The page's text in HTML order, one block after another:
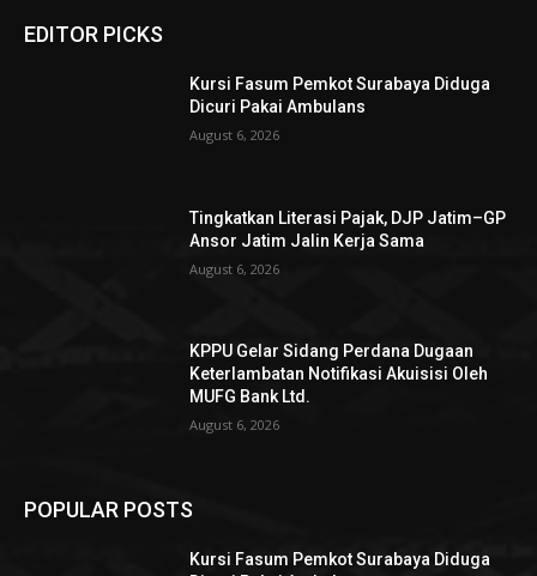
EDITOR PICKS
Kursi Fasum Pemkot Surabaya Diduga
Dicuri Pakai Ambulans
August 6, 2026
Tingkatkan Literasi Pajak, DJP Jatim–GP
Ansor Jatim Jalin Kerja Sama
August 6, 2026
KPPU Gelar Sidang Perdana Dugaan
Keterlambatan Notifikasi Akuisisi Oleh
MUFG Bank Ltd.
August 6, 2026
POPULAR POSTS
Kursi Fasum Pemkot Surabaya Diduga